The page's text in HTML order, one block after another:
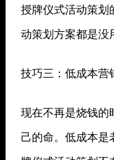
授牌仪式活动策划
动策划方案都是没
技巧三：低成本营
现在不再是烧钱的
己的命。低成本